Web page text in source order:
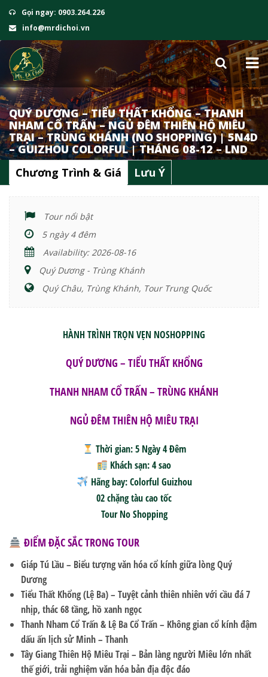
Gọi ngay: 0903.264.226
info@mrdichoi.vn
QUÝ DƯƠNG – TIỂU THẤT KHỔNG – THANH
NHAM CỔ TRẤN – NGỦ ĐÊM THIÊN HỘ MIÊU
TRẠI – TRÙNG KHÁNH (NO SHOPPING) | 5N4D
– GUIZHOU COLORFUL | THÁNG 08-12 – LND
Chương Trình & Giá
Lưu Ý
Tour nổi bật
5 ngày 4 đêm
Availability: 2026-08-16
Quý Dương - Trùng Khánh
Quý Châu, Trùng Khánh, Tour Trung Quốc
HÀNH TRÌNH TRỌN VẸN NOSHOPPING
QUÝ DƯƠNG – TIỂU THẤT KHỔNG
THANH NHAM CỔ TRẤN – TRÙNG KHÁNH
NGỦ ĐÊM THIÊN HỘ MIÊU TRẠI
Thời gian:5 Ngày 4 Đêm
Khách sạn:4 sao
Hãng bay:Colorful Guizhou
02 chặng tàu cao tốc
Tour No Shopping
ĐIỂM ĐẶC SẮC TRONG TOUR
Giáp Tú Lầu– Biểu tượng văn hóa cổ kính giữa lòng Quý
Dương
Tiểu Thất Khổng (Lệ Ba)– Tuyệt cảnh thiên nhiên với cầu đá 7
nhịp, thác 68 tầng, hồ xanh ngọc
Thanh Nham Cổ Trấn & Lệ Ba Cổ Trấn– Không gian cổ kính đậm
dấu ấn lịch sử Minh – Thanh
Tây Giang Thiên Hộ Miêu Trại – Bản làng người Miêu lớn nhất
thế giới, trải nghiệm văn hóa bản địa độc đáo